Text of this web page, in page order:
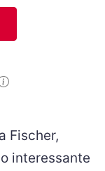
Fischer,
interessante